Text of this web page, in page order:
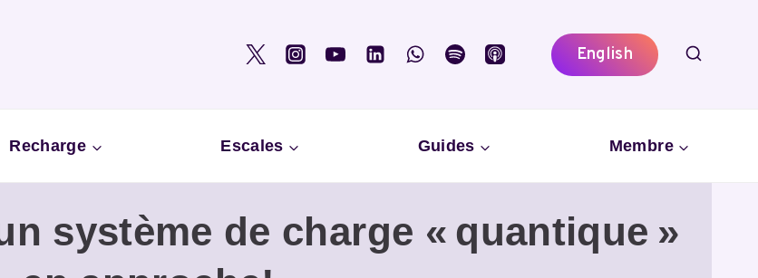
English
Recharge Escales Guides Membre
système de charge « quantique »